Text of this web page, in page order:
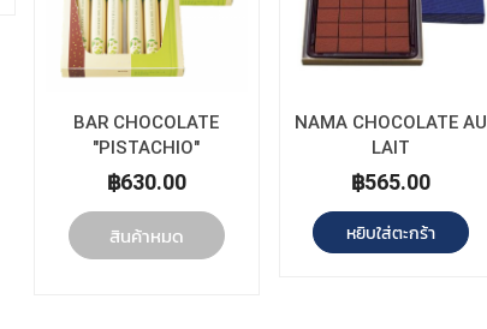
BAR CHOCOLATE
"PISTACHIO"
฿630.00
สินค้าหมด
NAMA CHOCOLATE AU
LAIT
฿565.00
หยิบใส่ตะกร้า